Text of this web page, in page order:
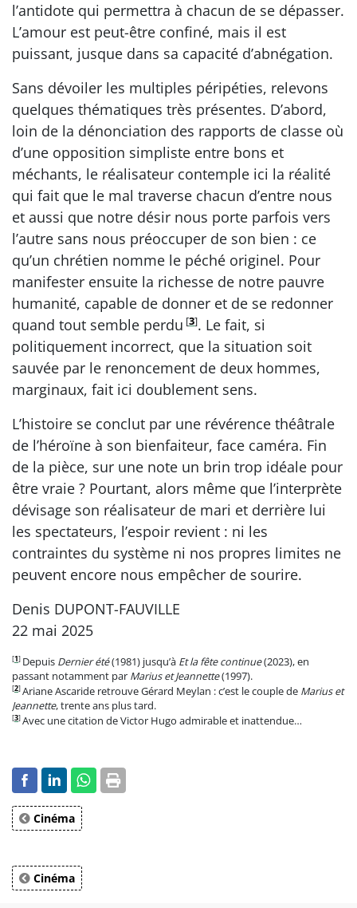
l’antidote qui permettra à chacun de se dépasser.
L’amour est peut-être confiné, mais il est
puissant, jusque dans sa capacité d’abnégation.
Sans dévoiler les multiples péripéties, relevons
quelques thématiques très présentes. D’abord,
loin de la dénonciation des rapports de classe où
d’une opposition simpliste entre bons et
méchants, le réalisateur contemple ici la réalité
qui fait que le mal traverse chacun d’entre nous
et aussi que notre désir nous porte parfois vers
l’autre sans nous préoccuper de son bien : ce
qu’un chrétien nomme le péché originel. Pour
manifester ensuite la richesse de notre pauvre
humanité, capable de donner et de se redonner
quand tout semble perdu [3]. Le fait, si
politiquement incorrect, que la situation soit
sauvée par le renoncement de deux hommes,
marginaux, fait ici doublement sens.
L’histoire se conclut par une révérence théâtrale
de l’héroïne à son bienfaiteur, face caméra. Fin
de la pièce, sur une note un brin trop idéale pour
être vraie ? Pourtant, alors même que l’interprète
dévisage son réalisateur de mari et derrière lui
les spectateurs, l’espoir revient : ni les
contraintes du système ni nos propres limites ne
peuvent encore nous empêcher de sourire.
Denis DUPONT-FAUVILLE
22 mai 2025
[1] Depuis Dernier été(1981) jusqu’à Et la fête continue(2023), en
passant notamment par Marius et Jeannette(1997).
[2]Ariane Ascaride retrouve Gérard Meylan : c’est le couple de Marius et
Jeannette, trente ans plus tard.
[3] Avec une citation de Victor Hugo admirable et inattendue…
Cinéma
Cinéma